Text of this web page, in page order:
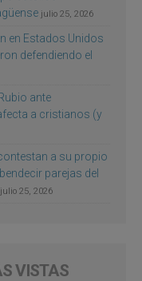
julio 25, 2026
en Estados Unidos
defendiendo el
ante
a cristianos (y
a su propio
parejas del
julio 25, 2026
VISTAS